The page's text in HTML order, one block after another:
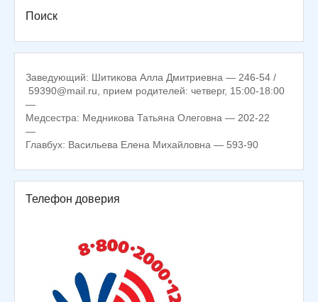
Поиск
Заведующий: Шитикова Алла Дмитриевна — 246-54 /
59390@mail.ru, прием родителей: четверг, 15:00-18:00
—
Медсестра: Медникова Татьяна Олеговна — 202-22
—
Главбух: Васильева Елена Михайловна — 593-90
Телефон доверия